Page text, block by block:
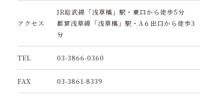
アクセス
JR総武線「浅草橋」駅・東口から徒歩5分
都営浅草線「浅草橋」駅・A６出口から徒歩3
分
TEL 03-3866-0360
FAX 03-3861-8339